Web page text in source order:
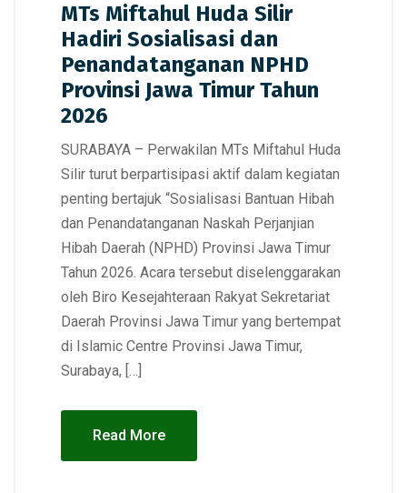
MTs Miftahul Huda Silir
Hadiri Sosialisasi dan
Penandatanganan NPHD
Provinsi Jawa Timur Tahun
2026
SURABAYA – Perwakilan MTs Miftahul Huda
Silir turut berpartisipasi aktif dalam kegiatan
penting bertajuk “Sosialisasi Bantuan Hibah
dan Penandatanganan Naskah Perjanjian
Hibah Daerah (NPHD) Provinsi Jawa Timur
Tahun 2026. Acara tersebut diselenggarakan
oleh Biro Kesejahteraan Rakyat Sekretariat
Daerah Provinsi Jawa Timur yang bertempat
di Islamic Centre Provinsi Jawa Timur,
Surabaya, […]
Read More